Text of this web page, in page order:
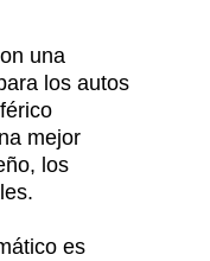
una
los autos
mejor
los
es